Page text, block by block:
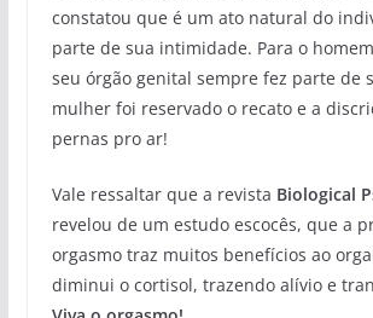
constatou que é um ato natural do
parte de sua intimidade. Para o
seu órgão genital sempre fez parte de
mulher foi reservado o recato e a
pernas pro ar!
Vale ressaltar que a revista Biological
revelou de um estudo escocês, que a
orgasmo traz muitos benefícios ao
diminui o cortisol, trazendo alívio e